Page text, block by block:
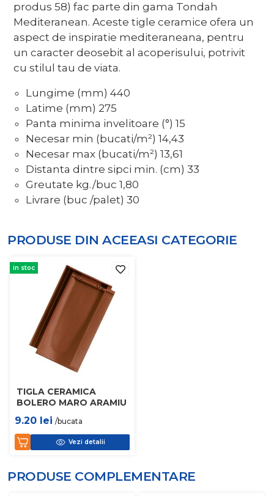
produs 58) fac parte din gama Tondah
Mediteranean. Aceste tigle ceramice ofera un
aspect de inspiratie mediteraneana, pentru
un caracter deosebit al acoperisului, potrivit
cu stilul tau de viata.
Lungime (mm) 440
Latime (mm) 275
Panta minima invelitoare (°) 15
Necesar min (bucati/m²) 14,43
Necesar max (bucati/m²) 13,61
Distanta dintre sipci min. (cm) 33
Greutate kg./buc 1,80
Livrare (buc /palet) 30
PRODUSE DIN ACEEASI CATEGORIE
in stoc
TIGLA CERAMICA
BOLERO MARO ARAMIU
9.20 lei /bucata
Vezi detalii
PRODUSE COMPLEMENTARE